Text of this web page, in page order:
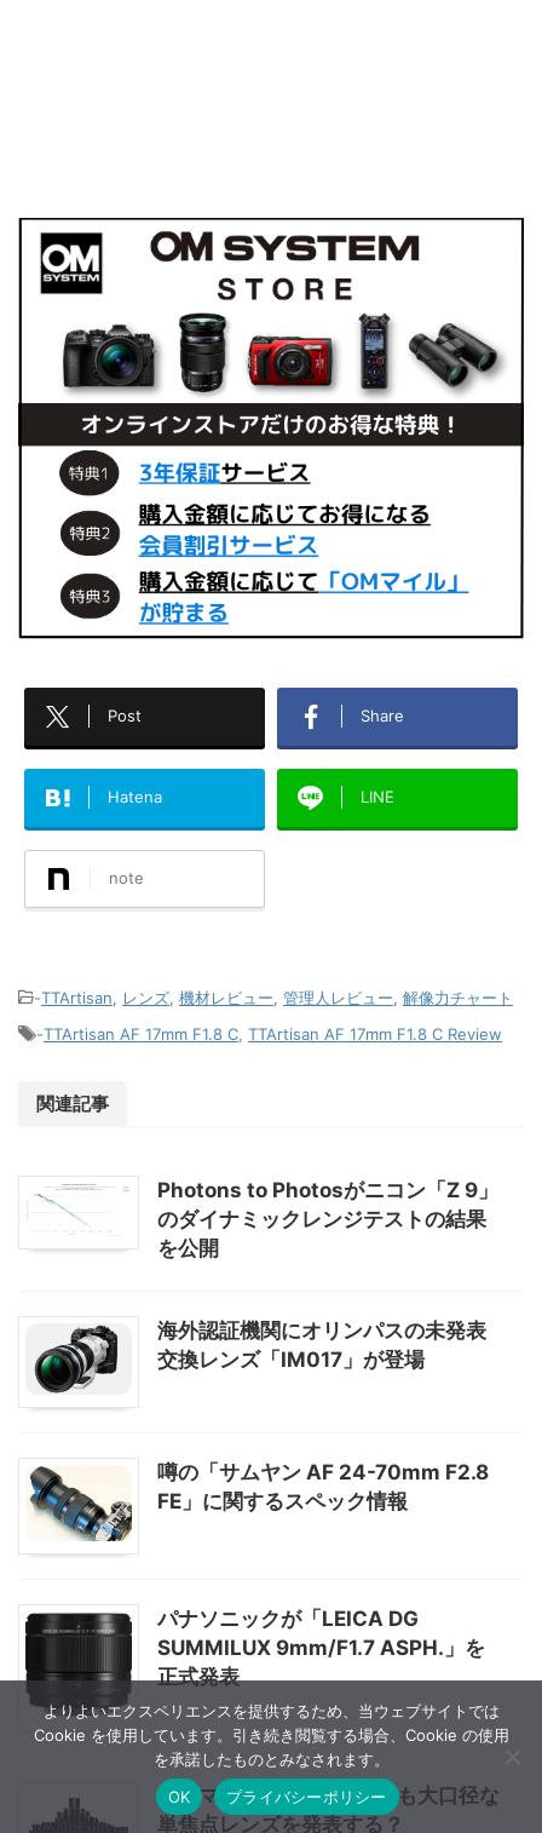
Post Share
Hatena LINE
note
-TTArtisan, レンズ, 機材レビュー, 管理人レビュー, 解像力チャート
-TTArtisan AF 17mm F1.8 C, TTArtisan AF 17mm F1.8 C Review
関連記事
Photons to Photosがニコン「Z 9」
のダイナミックレンジテストの結果
を公開
海外認証機関にオリンパスの未発表
交換レンズ「IM017」が登場
噂の「サムヤン AF 24-70mm F2.8
FE」に関するスペック情報
パナソニックが「LEICA DG
SUMMILUX 9mm/F1.7 ASPH.」を
正式発表
シグマは3月末にF1.4よりも大口径な
単焦点レンズを発表する？
よりよいエクスペリエンスを提供するため、当ウェブサイトでは
Cookie を使用しています。引き続き閲覧する場合、Cookie の使用
を承諾したものとみなされます。
OK
プライバシーポリシー